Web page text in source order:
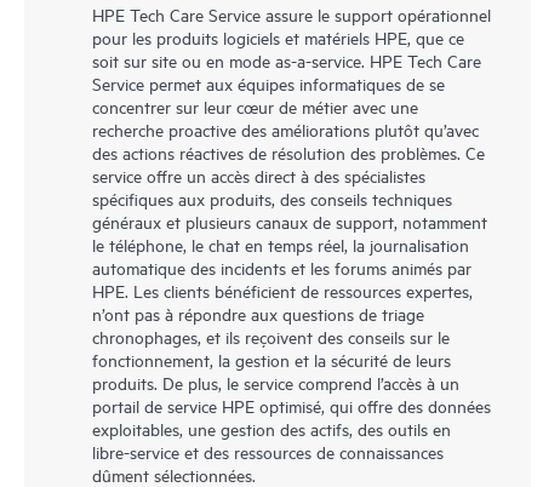
HPE Tech Care Service assure le support opérationnel
pour les produits logiciels et matériels HPE, que ce
soit sur site ou en mode as-a-service. HPE Tech Care
Service permet aux équipes informatiques de se
concentrer sur leur cœur de métier avec une
recherche proactive des améliorations plutôt qu’avec
des actions réactives de résolution des problèmes. Ce
service offre un accès direct à des spécialistes
spécifiques aux produits, des conseils techniques
généraux et plusieurs canaux de support, notamment
le téléphone, le chat en temps réel, la journalisation
automatique des incidents et les forums animés par
HPE. Les clients bénéficient de ressources expertes,
n’ont pas à répondre aux questions de triage
chronophages, et ils reçoivent des conseils sur le
fonctionnement, la gestion et la sécurité de leurs
produits. De plus, le service comprend l’accès à un
portail de service HPE optimisé, qui offre des données
exploitables, une gestion des actifs, des outils en
libre-service et des ressources de connaissances
dûment sélectionnées.